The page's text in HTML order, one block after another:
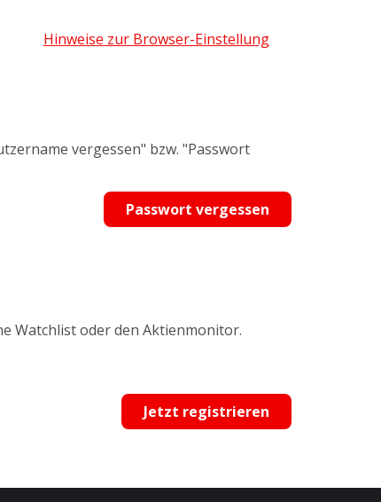
Hinweise zur Browser-Einstellung
vergessen" bzw. "Passwort
Passwort vergessen
Watchlist oder den Aktienmonitor.
Jetzt registrieren